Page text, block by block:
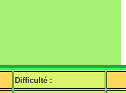
Difficulté :